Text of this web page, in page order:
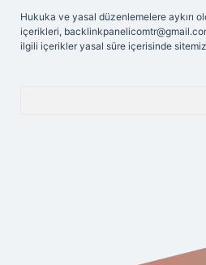
Hukuka ve yasal düzenlemelere aykırı
içerikleri,
ilgili içerikler yasal süre içerisinde